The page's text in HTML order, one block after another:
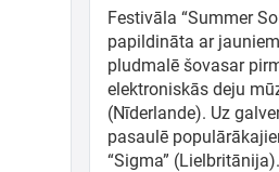
Festivāla “Summer
papildināta ar
pludmalē šovasar
elektroniskās deju
(Nīderlande). Uz
pasaulē
“Sigma” (Lielbritānija).